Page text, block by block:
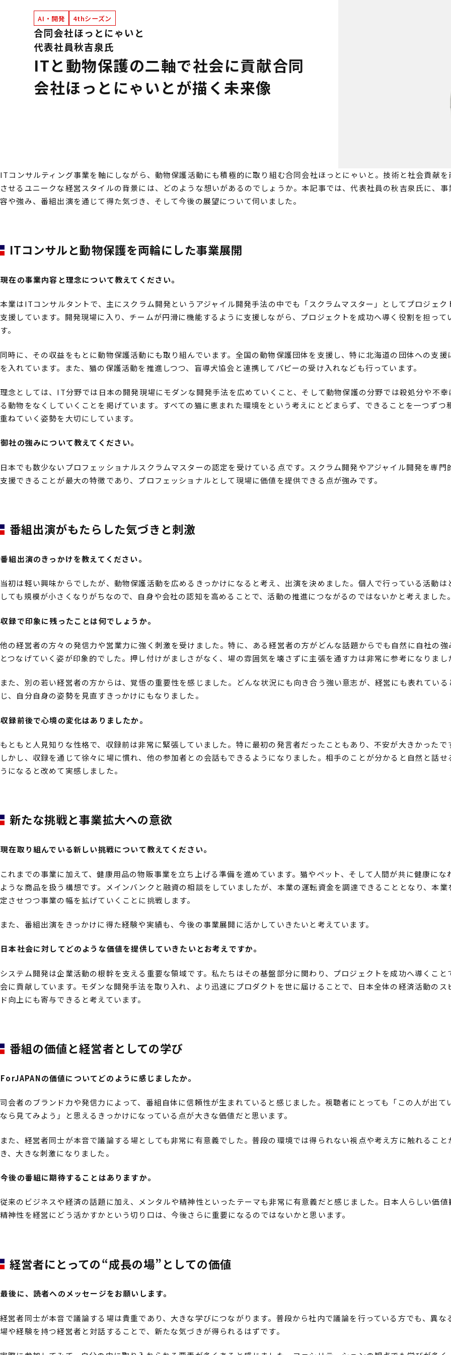
AI・開発 4thシーズン
合同会社ほっとにゃいと
代表社員秋吉泉氏
ITと動物保護の二軸で社会に貢献――合同
会社ほっとにゃいとが描く未来像
ITコンサルティング事業を軸にしながら、動物保護活動にも積極的に取り組む合同会社ほっとにゃいと。技術と社会貢献を
させるユニークな経営スタイルの背景には、どのような想いがあるのでしょうか。本記事では、代表社員の秋吉泉氏に、事
容や強み、番組出演を通じて得た気づき、そして今後の展望について伺いました。
ITコンサルと動物保護を両輪にした事業展開
――現在の事業内容と理念について教えてください。
本業はITコンサルタントで、主にスクラム開発というアジャイル開発手法の中でも「スクラムマスター」としてプロジェク
支援しています。開発現場に入り、チームが円滑に機能するように支援しながら、プロジェクトを成功へ導く役割を担って
す。
同時に、その収益をもとに動物保護活動にも取り組んでいます。全国の動物保護団体を支援し、特に北海道の団体への支援
を入れています。また、猫の保護活動を推進しつつ、盲導犬協会と連携してパピーの受け入れなども行っています。
理念としては、IT分野では日本の開発現場にモダンな開発手法を広めていくこと、そして動物保護の分野では殺処分や不幸
る動物をなくしていくことを掲げています。すべての猫に恵まれた環境をという考えにとどまらず、できることを一つずつ
重ねていく姿勢を大切にしています。
――御社の強みについて教えてください。
日本でも数少ないプロフェッショナルスクラムマスターの認定を受けている点です。スクラム開発やアジャイル開発を専門
支援できることが最大の特徴であり、プロフェッショナルとして現場に価値を提供できる点が強みです。
番組出演がもたらした気づきと刺激
――番組出演のきっかけを教えてください。
当初は軽い興味からでしたが、動物保護活動を広めるきっかけになると考え、出演を決めました。個人で行っている活動は
しても規模が小さくなりがちなので、自身や会社の認知を高めることで、活動の推進につながるのではないかと考えました。
――収録で印象に残ったことは何でしょうか。
他の経営者の方々の発信力や営業力に強く刺激を受けました。特に、ある経営者の方がどんな話題からでも自然に自社の強
とつなげていく姿が印象的でした。押し付けがましさがなく、場の雰囲気を壊さずに主張を通す力は非常に参考になりまし
また、別の若い経営者の方からは、覚悟の重要性を感じました。どんな状況にも向き合う強い意志が、経営にも表れている
じ、自分自身の姿勢を見直すきっかけにもなりました。
――収録前後で心境の変化はありましたか。
もともと人見知りな性格で、収録前は非常に緊張していました。特に最初の発言者だったこともあり、不安が大きかったで
しかし、収録を通じて徐々に場に慣れ、他の参加者との会話もできるようになりました。相手のことが分かると自然と話せ
うになると改めて実感しました。
新たな挑戦と事業拡大への意欲
――現在取り組んでいる新しい挑戦について教えてください。
これまでの事業に加えて、健康用品の物販事業を立ち上げる準備を進めています。猫やペット、そして人間が共に健康にな
ような商品を扱う構想です。メインバンクと融資の相談をしていましたが、本業の運転資金を調達できることとなり、本業
定させつつ事業の幅を拡げていくことに挑戦します。
また、番組出演をきっかけに得た経験や実績も、今後の事業展開に活かしていきたいと考えています。
――日本社会に対してどのような価値を提供していきたいとお考えですか。
システム開発は企業活動の根幹を支える重要な領域です。私たちはその基盤部分に関わり、プロジェクトを成功へ導くこと
会に貢献しています。モダンな開発手法を取り入れ、より迅速にプロダクトを世に届けることで、日本全体の経済活動のス
ド向上にも寄与できると考えています。
番組の価値と経営者としての学び
――ForJAPANの価値についてどのように感じましたか。
司会者のブランド力や発信力によって、番組自体に信頼性が生まれていると感じました。視聴者にとっても「この人が出て
なら見てみよう」と思えるきっかけになっている点が大きな価値だと思います。
また、経営者同士が本音で議論する場としても非常に有意義でした。普段の環境では得られない視点や考え方に触れること
き、大きな刺激になりました。
――今後の番組に期待することはありますか。
従来のビジネスや経済の話題に加え、メンタルや精神性といったテーマも非常に有意義だと感じました。日本人らしい価値
精神性を経営にどう活かすかという切り口は、今後さらに重要になるのではないかと思います。
経営者にとっての“成長の場”としての価値
――最後に、読者へのメッセージをお願いします。
経営者同士が本音で議論する場は貴重であり、大きな学びにつながります。普段から社内で議論を行っている方でも、異な
場や経験を持つ経営者と対話することで、新たな気づきが得られるはずです。